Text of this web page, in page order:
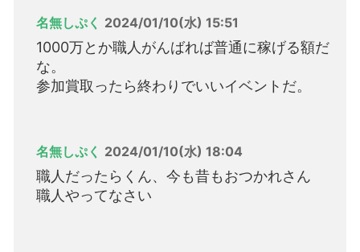
名無しぷく 2024/01/10(水) 15:51
1000万とか職人がんばれば普通に稼げる額だ
な。
参加賞取ったら終わりでいいイベントだ。
名無しぷく 2024/01/10(水) 18:04
職人だったらくん、今も昔もおつかれさん
職人やってなさい